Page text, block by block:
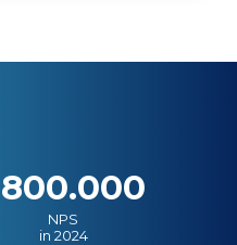
NPS
in 2024